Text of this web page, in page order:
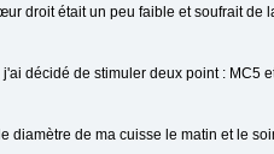
droit était un peu faible et soufrait de
décidé de stimuler deux point : MC5
diamètre de ma cuisse le matin et le